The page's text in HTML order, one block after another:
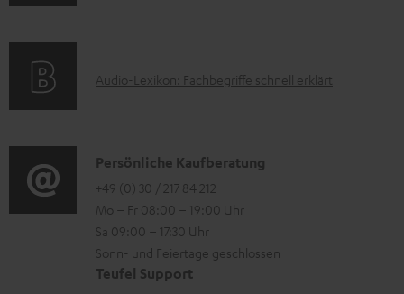
i
e
n
z
u
r
t
g
e
r
ä
t
A
i
o
-
L
e
Audio-Lexikon: Fachbegriffe schnell erklärt
K
o
n
t
a
Persönliche Kaufberatung
+49 (0) 30 / 217 84 212
Mo – Fr 08:00 – 19:00 Uhr
Sa 09:00 – 17:30 Uhr
Sonn- und Feiertage geschlossen
Teufel Support